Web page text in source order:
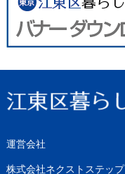
運営会社
株式会社ネクストステップ